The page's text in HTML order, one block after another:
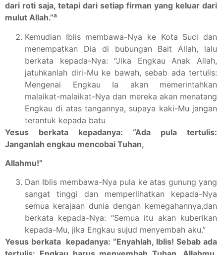
dari roti saja, tetapi dari setiap firman yang keluar dari
mulut Allah.”a
Kemudian Iblis membawa-Nya ke Kota Suci dan
menempatkan Dia di bubungan Bait Allah, lalu
berkata kepada-Nya: “Jika Engkau Anak Allah,
jatuhkanlah diri-Mu ke bawah, sebab ada tertulis:
Mengenai Engkau Ia akan memerintahkan
malaikat-malaikat-Nya dan mereka akan menatang
Engkau di atas tangannya, supaya kaki-Mu jangan
terantuk kepada batu
Yesus berkata kepadanya: “Ada pula tertulis:
Janganlah engkau mencobai Tuhan,
Allahmu!”
Dan Iblis membawa-Nya pula ke atas gunung yang
sangat tinggi dan memperlihatkan kepada-Nya
semua kerajaan dunia dengan kemegahannya,dan
berkata kepada-Nya: “Semua itu akan kuberikan
kepada-Mu, jika Engkau sujud menyembah aku.”
Yesus berkata kepadanya: “Enyahlah, Iblis! Sebab ada